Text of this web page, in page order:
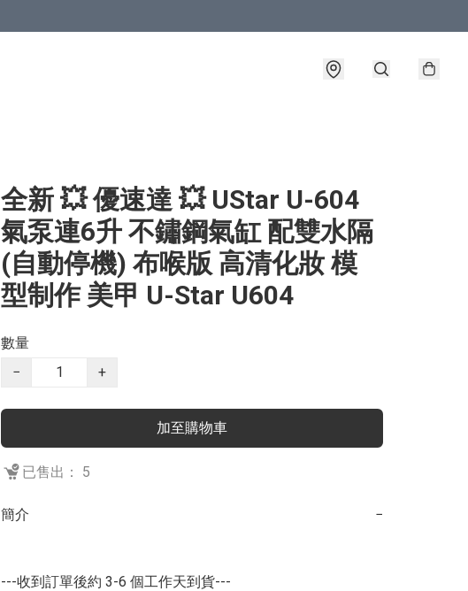
全新 💥 優速達 💥 UStar U-604
氣泵連6升 不鏽鋼氣缸 配雙水隔
(自動停機) 布喉版 高清化妝 模
型制作 美甲 U-Star U604
數量
−
+
加至購物車
已售出： 5
簡介 −
---收到訂單後約 3-6 個工作天到貨---